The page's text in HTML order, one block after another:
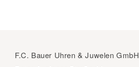
F.C. Bauer Uhren & Juwelen GmbH